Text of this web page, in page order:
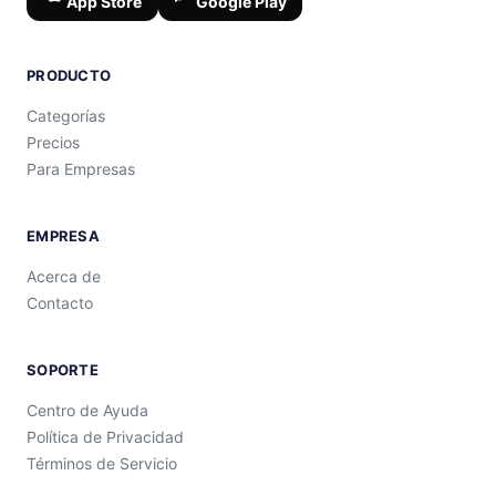
PRODUCTO
Categorías
Precios
Para Empresas
EMPRESA
Acerca de
Contacto
SOPORTE
Centro de Ayuda
Política de Privacidad
Términos de Servicio